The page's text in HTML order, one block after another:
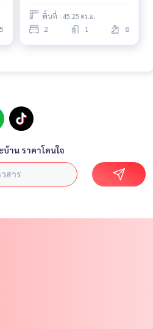
พื้นที่ : 45.25 ตร.ม.
2 1 8
าน ราคาโดนใจ